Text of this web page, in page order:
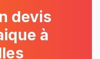
devis
à